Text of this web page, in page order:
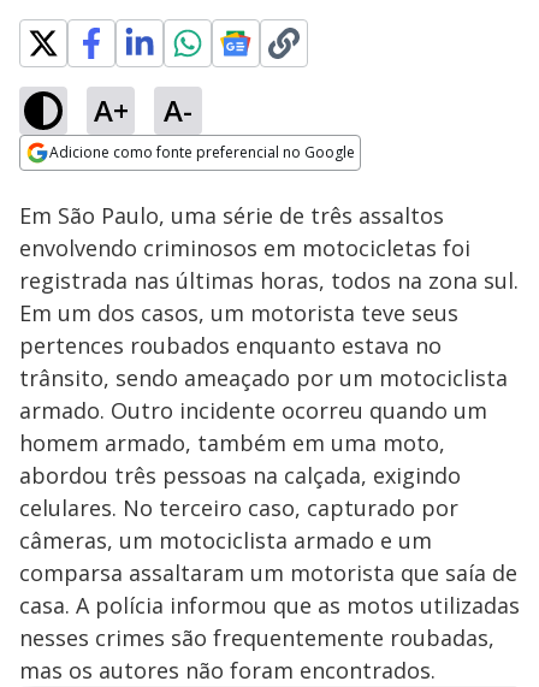
A+ A-
Adicione como fonte preferencial no Google
Ativar
Loaded:
44.61%
Em São Paulo, uma série de três assaltos
envolvendo criminosos em motocicletas foi
registrada nas últimas horas, todos na zona sul.
Em um dos casos, um motorista teve seus
pertences roubados enquanto estava no
trânsito, sendo ameaçado por um motociclista
armado. Outro incidente ocorreu quando um
homem armado, também em uma moto,
abordou três pessoas na calçada, exigindo
celulares. No terceiro caso, capturado por
câmeras, um motociclista armado e um
comparsa assaltaram um motorista que saía de
casa. A polícia informou que as motos utilizadas
nesses crimes são frequentemente roubadas,
mas os autores não foram encontrados.